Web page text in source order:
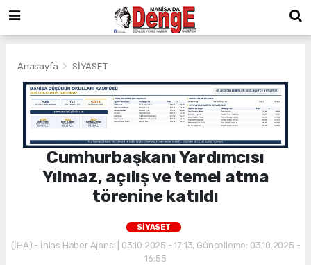
Anasayfa SİYASET
Cumhurbaşkanı Yardımcısı
Yılmaz, açılış ve temel atma
törenine katıldı
SİYASET
(İHA) - İhlas Haber Ajansı | 03.10.2025 - 17:13, Güncelleme: 03.10.2025 -
16:55